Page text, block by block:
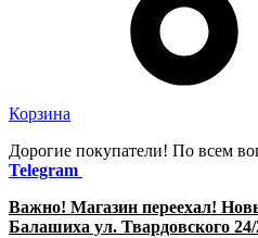
Корзина
Дорогие покупатели! По всем
Telegram
Важно! Магазин переехал!
Балашиха ул. Твардовского